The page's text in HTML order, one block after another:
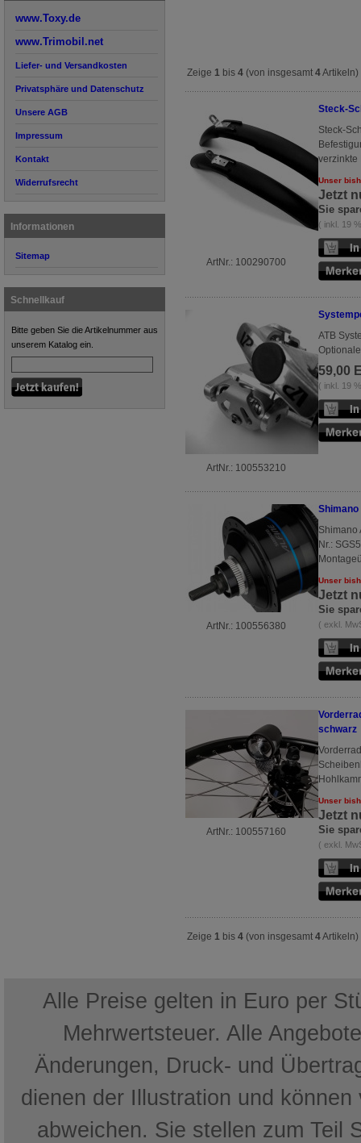
www.Toxy.de
www.Trimobil.net
Liefer- und Versandkosten
Privatsphäre und Datenschutz
Unsere AGB
Impressum
Kontakt
Widerrufsrecht
Informationen
Sitemap
Schnellkauf
Bitte geben Sie die Artikelnummer aus
unserem Katalog ein.
Zeige 1 bis 4 (von insgesamt 4Artikeln)
ArtNr.: 100290700
Steck-
Steck-
verzinkte
Unser
Jetzt
Sie
( inkl. 19
ArtNr.: 100553210
ATB
59,00
( inkl. 19
ArtNr.: 100556380
Shimano
Shimano
Nr.:
Unser
Jetzt
Sie
( exkl.
ArtNr.: 100557160
schwarz
Unser
Jetzt
Sie
( exkl.
Zeige 1 bis 4 (von insgesamt 4Artikeln)
Alle Preise gelten in Euro per
Mehrwertsteuer. Alle
Änderungen, Druck- und
dienen der Illustration und
abweichen. Sie stellen zum Teil